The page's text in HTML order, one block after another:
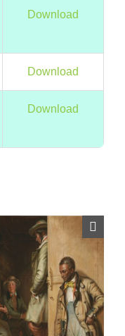
Download
Download
Download